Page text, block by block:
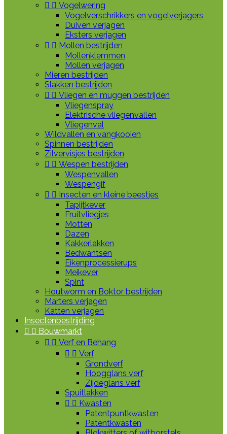
  Vogelwering
Vogelverschrikkers en vogelverjagers
Duiven verjagen
Eksters verjagen
  Mollen bestrijden
Mollenklemmen
Mollen verjagen
Mieren bestrijden
Slakken bestrijden
  Vliegen en muggen bestrijden
Vliegenspray
Elektrische vliegenvallen
Vliegenval
Wildvallen en vangkooien
Spinnen bestrijden
Zilvervisjes bestrijden
  Wespen bestrijden
Wespenvallen
Wespengif
  Insecten en kleine beestjes
Tapijtkever
Fruitvliegjes
Motten
Dazen
Kakkerlakken
Bedwantsen
Eikenprocessierups
Meikever
Spint
Houtworm en Boktor bestrijden
Marters verjagen
Katten verjagen
Insectenbestrijding
  Bouwmarkt
  Verf en Behang
  Verf
Grondverf
Hoogglans verf
Zijdeglans verf
Spuitlakken
  Kwasten
Patentpuntkwasten
Patentkwasten